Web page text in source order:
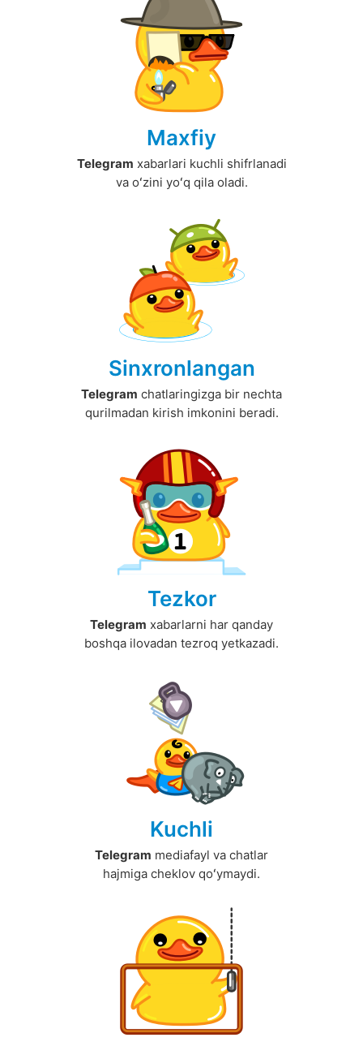
Maxfiy
Telegram xabarlari kuchli shifrlanadi
va oʻzini yoʻq qila oladi.
Sinxronlangan
Telegram chatlaringizga bir nechta
qurilmadan kirish imkonini beradi.
Tezkor
Telegram xabarlarni har qanday
boshqa ilovadan tezroq yetkazadi.
Kuchli
Telegram mediafayl va chatlar
hajmiga cheklov qoʻymaydi.